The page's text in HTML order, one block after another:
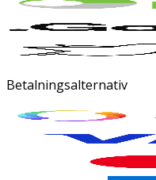
Betalningsalternativ